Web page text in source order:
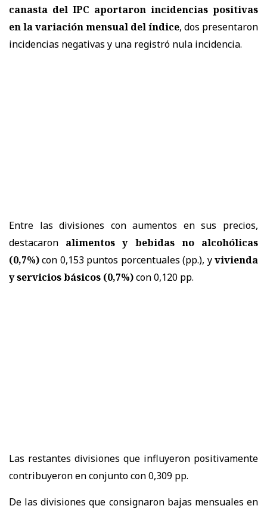
canasta del IPC aportaron incidencias positivas
en la variación mensual del índice, dos presentaron
incidencias negativas y una registró nula incidencia.
Entre las divisiones con aumentos en sus precios,
destacaron alimentos y bebidas no alcohólicas
(0,7%)con 0,153 puntos porcentuales (pp.), yvivienda
y servicios básicos (0,7%)con 0,120 pp.
Las restantes divisiones que influyeron positivamente
contribuyeron en conjunto con 0,309 pp.
De las divisiones que consignaron bajas mensuales en